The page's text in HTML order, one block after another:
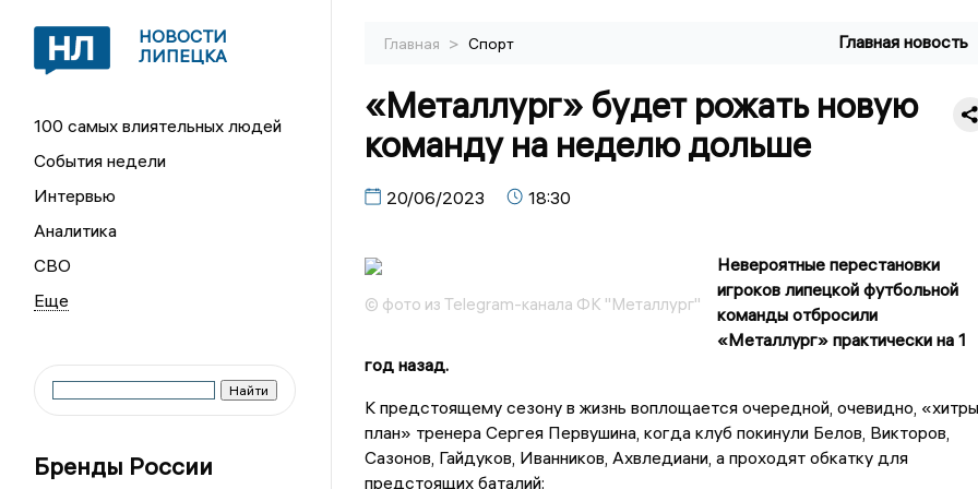
НОВОСТИ
ЛИПЕЦКА
100 самых влиятельных людей
События недели
Интервью
Аналитика
СВО
Бренды России
Главная > Спорт Главная новость
«Металлург» будет рожать новую
команду на неделю дольше
20/06/2023 18:30
© фото из Telegram-канала ФК "Металлург"
Невероятные перестановки
игроков липецкой футбольной
команды отбросили
«Металлург» практически на 1
год назад.
К предстоящему сезону в жизнь воплощается очередной, очевидно,
план» тренера Сергея Первушина, когда клуб покинули Белов, Викторов,
Сазонов, Гайдуков, Иванников, Ахвледиани, а проходят обкатку для
предстоящих баталий: